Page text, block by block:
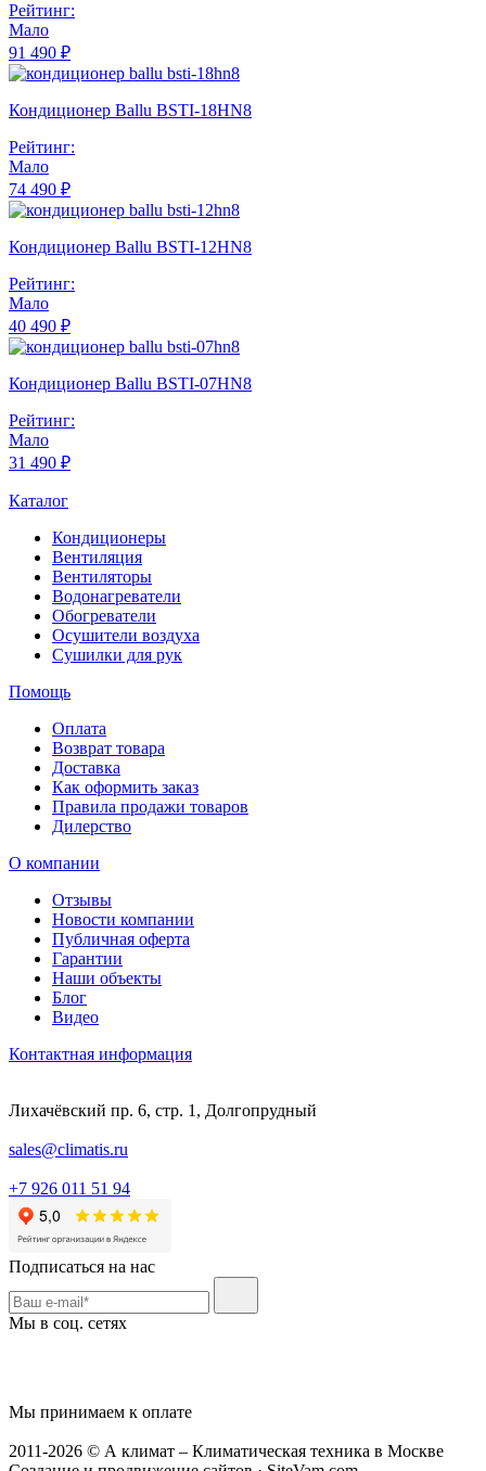
Рейтинг:
Мало
91 490 ₽
Кондиционер Ballu BSTI-18HN8
Рейтинг:
Мало
74 490 ₽
Кондиционер Ballu BSTI-12HN8
Рейтинг:
Мало
40 490 ₽
Кондиционер Ballu BSTI-07HN8
Рейтинг:
Мало
31 490 ₽
Каталог
Кондиционеры
Вентиляция
Вентиляторы
Водонагреватели
Обогреватели
Осушители воздуха
Сушилки для рук
Помощь
Оплата
Возврат товара
Доставка
Как оформить заказ
Правила продажи товаров
Дилерство
О компании
Отзывы
Новости компании
Публичная оферта
Гарантии
Наши объекты
Блог
Видео
Контактная информация
Лихачёвский пр. 6, стр. 1, Долгопрудный
sales@climatis.ru
+7 926 011 51 94
Подписаться на нас
Мы в соц. сетях
Мы принимаем к оплате
2011-2026 © А климат – Климатическая техника в Москве